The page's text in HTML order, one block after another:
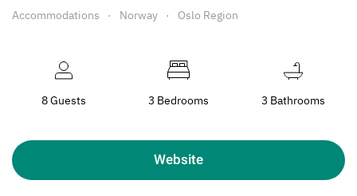
Accommodations Norway Oslo Region
8 Guests 3 Bedrooms 3 Bathrooms
Website